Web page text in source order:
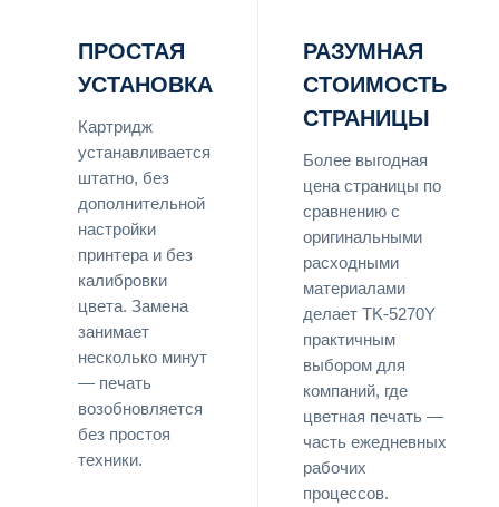
ПРОСТАЯ
УСТАНОВКА
Картридж
устанавливается
штатно, без
дополнительной
настройки
принтера и без
калибровки
цвета. Замена
занимает
несколько минут
— печать
возобновляется
без простоя
техники.
РАЗУМНАЯ
СТОИМОСТЬ
СТРАНИЦЫ
Более выгодная
цена страницы по
сравнению с
оригинальными
расходными
материалами
делает TK-5270Y
практичным
выбором для
компаний, где
цветная печать —
часть ежедневных
рабочих
процессов.